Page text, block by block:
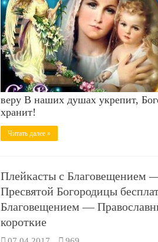
веру В наших душах укрепит,
хранит!
Читать далее »
Плейкасты с Благовещением
Пресвятой Богородицы
Благовещением —
короткие